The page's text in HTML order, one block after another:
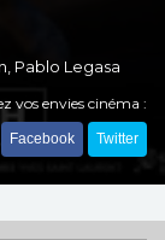
Pablo Legasa
vos envies cinéma :
Facebook Twitter